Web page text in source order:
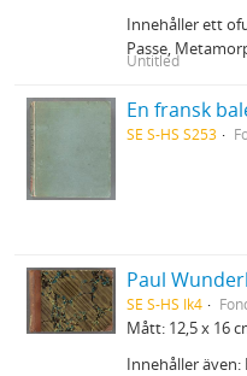
Innehåller ett
Passe,
Untitled
SE S-HS S253
Paul
SE S-HS Ik4
Mått: 12,5 x 16
Innehåller